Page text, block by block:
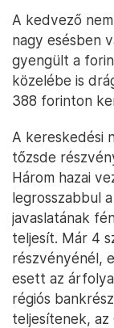
A kedvező
nagy esésben
gyengült a
közelébe is
388 forinton
A kereskedési
tőzsde
Három hazai
legrosszabbul
javaslatának
teljesít. Már 4
részvényénél,
esett az
régiós
teljesítenek,